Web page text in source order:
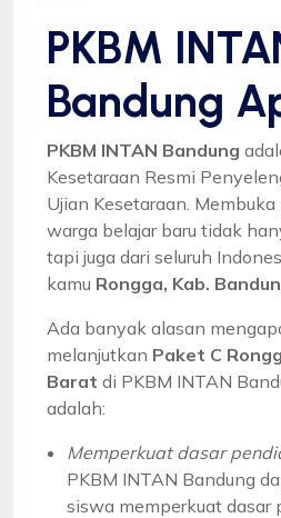
PKBM
Bandung
PKBM INTAN Bandung
Kesetaraan Resmi
Ujian Kesetaraan.
warga belajar baru tidak
tapi juga dari seluruh
kamu Rongga, Kab.
Ada banyak alasan
melanjutkan Paket C
Barat di PKBM INTAN
adalah:
Memperkuat dasar
PKBM INTAN Bandung
siswa memperkuat dasar